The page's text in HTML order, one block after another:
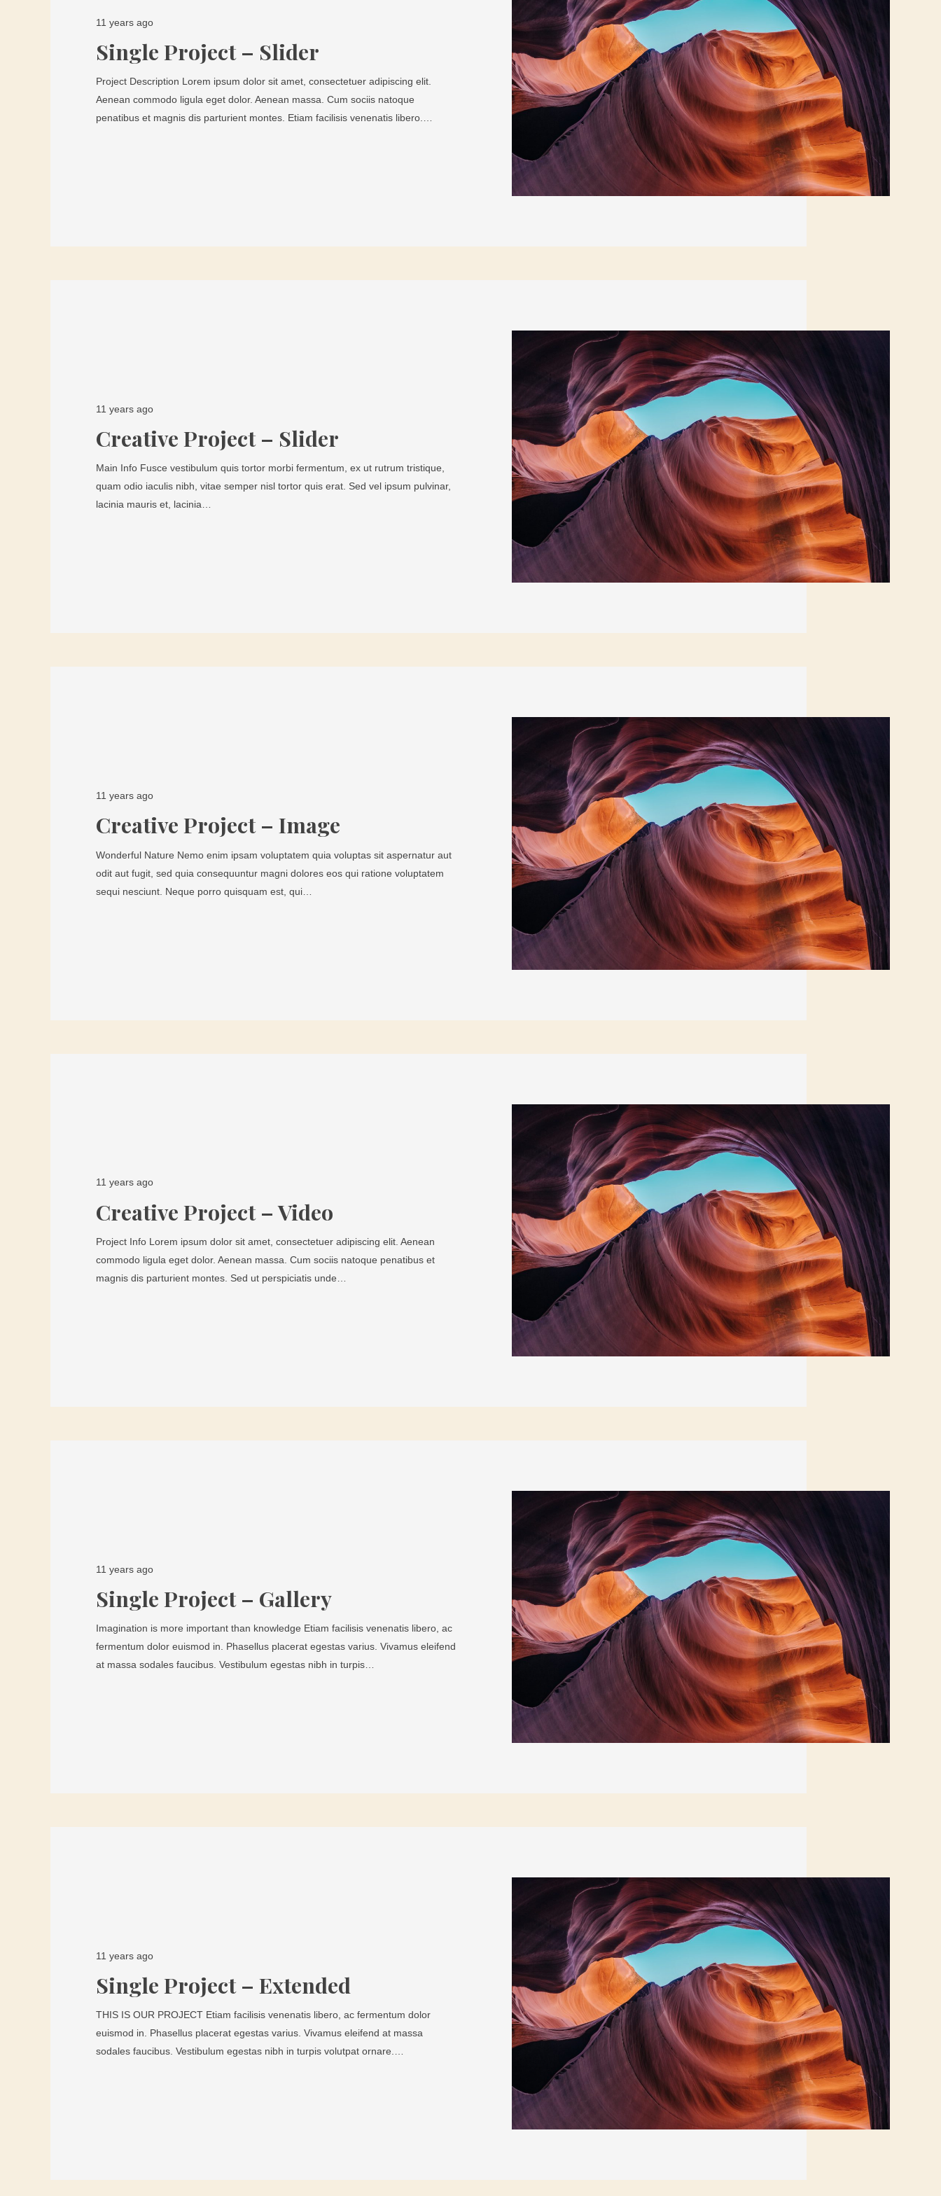
11 years ago
Single Project – Slider
Project Description Lorem ipsum dolor sit amet, consectetuer adipiscing elit.
Aenean commodo ligula eget dolor. Aenean massa. Cum sociis natoque
penatibus et magnis dis parturient montes. Etiam facilisis venenatis libero.…
11 years ago
Creative Project – Slider
Main Info Fusce vestibulum quis tortor morbi fermentum, ex ut rutrum tristique,
quam odio iaculis nibh, vitae semper nisl tortor quis erat. Sed vel ipsum pulvinar,
lacinia mauris et, lacinia…
11 years ago
Creative Project – Image
Wonderful Nature Nemo enim ipsam voluptatem quia voluptas sit aspernatur aut
odit aut fugit, sed quia consequuntur magni dolores eos qui ratione voluptatem
sequi nesciunt. Neque porro quisquam est, qui…
11 years ago
Creative Project – Video
Project Info Lorem ipsum dolor sit amet, consectetuer adipiscing elit. Aenean
commodo ligula eget dolor. Aenean massa. Cum sociis natoque penatibus et
magnis dis parturient montes. Sed ut perspiciatis unde…
11 years ago
Single Project – Gallery
Imagination is more important than knowledge Etiam facilisis venenatis libero, ac
fermentum dolor euismod in. Phasellus placerat egestas varius. Vivamus eleifend
at massa sodales faucibus. Vestibulum egestas nibh in turpis…
11 years ago
Single Project – Extended
THIS IS OUR PROJECT Etiam facilisis venenatis libero, ac fermentum dolor
euismod in. Phasellus placerat egestas varius. Vivamus eleifend at massa
sodales faucibus. Vestibulum egestas nibh in turpis volutpat ornare.…